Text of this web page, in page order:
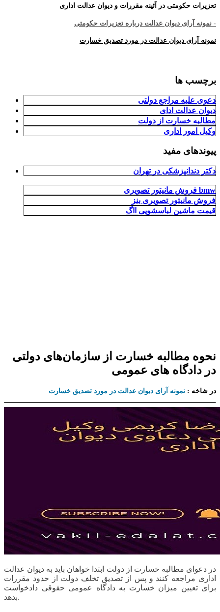
تعزیرات حکومتی در آئینه مقررات و دیوان عدالت اداری
- نمونه آرای دیوان عدالت درباره تعزیرات حکومتی
نمونه آرای دیوان عدالت در مورد تصدیق خسارت
برچسب ها
دعوی علیه مراجع دولتی
دیوان عدالت ادای
مطالبه خسارت از دولت
وکیل امور اداری
پیوندهای مفید
دکتر دندانپزشکی در تهران
فروش مانیتور تصویری bmw
فروش مانیتور تصویری بنز
قیمت ماشین لباسشویی ااگ
نحوه مطالبه خسارت از سازمان‌های دولتی
در دادگاه های عمومی
در شاخه : نمونه آرای دیوان عدالت در مورد تصدیق خسارت
در دعوای مطالبه خسارت از دولت ابتدا خواهان باید به دیوان عدالت
اداری مراجعه کنند و پس از تصدیق تخلف دولت از حدود مقررات
برای تعیین میزان خسارت به دادگاه عمومی حقوقی دادخواست
بدهد.